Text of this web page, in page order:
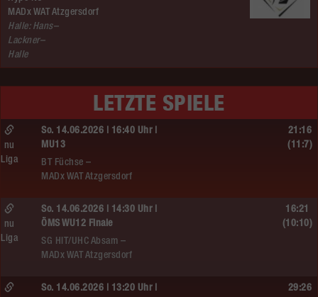
MADx WAT Atzgersdorf
Halle: Hans–
Lackner–
Halle
LETZTE SPIELE
So. 14.06.2026 | 16:40 Uhr |
MU13
BT Füchse –
MADx WAT Atzgersdorf
nu
Liga
21:16
(11:7)
So. 14.06.2026 | 14:30 Uhr |
ÖMS WU12 Finale
SG HIT/UHC Absam –
MADx WAT Atzgersdorf
nu
Liga
16:21
(10:10)
So. 14.06.2026 | 13:20 Uhr |
29:26